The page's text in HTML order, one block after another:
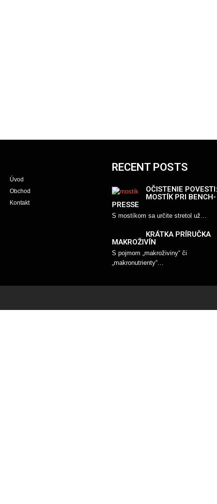
Úvod
Obchod
Kontakt
RECENT POSTS
OČISTENIE POVESTI:
MOSTÍK PRI BENCH-
PRESSE
S mostíkom sa určite stretol už…
KRÁTKA PRÍRUČKA
MAKROŽIVÍN
S pojmom „makroživiny“ či
„makronutrienty“…